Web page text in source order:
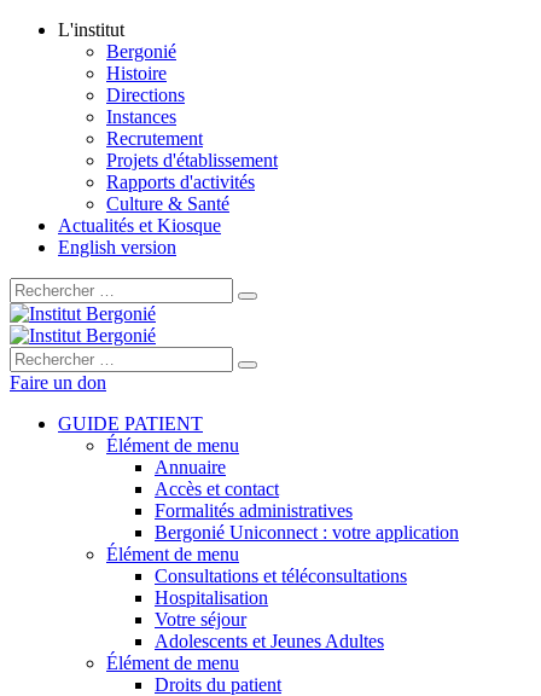
L'institut
Bergonié
Histoire
Directions
Instances
Recrutement
Projets d'établissement
Rapports d'activités
Culture & Santé
Actualités et Kiosque
English version
Rechercher :
Rechercher :
Faire un don
GUIDE PATIENT
Élément de menu
Annuaire
Accès et contact
Formalités administratives
Bergonié Uniconnect : votre application
Élément de menu
Consultations et téléconsultations
Hospitalisation
Votre séjour
Adolescents et Jeunes Adultes
Élément de menu
Droits du patient